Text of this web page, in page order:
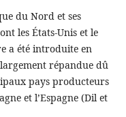
du Nord et ses
les États-Unis et le
a été introduite en
largement répandue dû
pays producteurs
et l’Espagne (Dil et